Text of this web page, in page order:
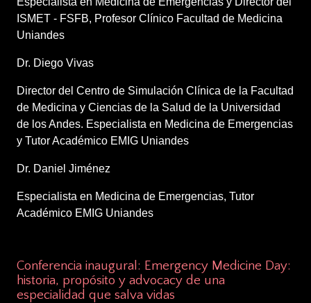
ISMET - FSFB, Profesor Clínico Facultad de Medicina
Uniandes
Dr. Diego Vivas
Director del Centro de Simulación Clínica de la Facultad
de Medicina y Ciencias de la Salud de la Universidad
de los Andes. Especialista en Medicina de Emergencias
y Tutor Académico EMIG Uniandes
Dr. Daniel Jiménez
Especialista en Medicina de Emergencias, Tutor
Académico EMIG Uniandes
Conferencia inaugural: Emergency Medicine Day:
historia, propósito y advocacy de una
especialidad que salva vidas